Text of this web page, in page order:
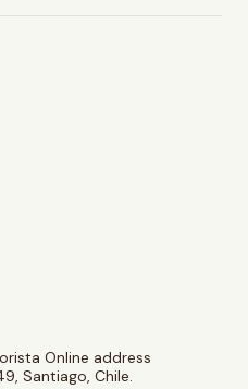
Online address
Santiago, Chile.